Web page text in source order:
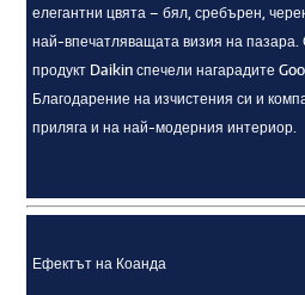
елегантни цвята – бял, сребърен,
най-впечатляващата визия на пазара.
продукт Daikin спечели нагарадите
Благодарение на изчистения си и
приляга и на най-модерния интериор.
Ефектът на Коанда